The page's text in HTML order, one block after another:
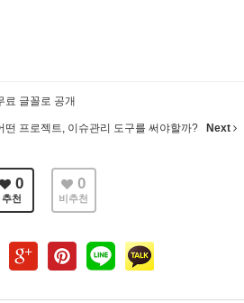
료 글꼴로 공개
떤 프로젝트, 이슈관리 도구를 써야할까? Next
0
추천
0
비추천